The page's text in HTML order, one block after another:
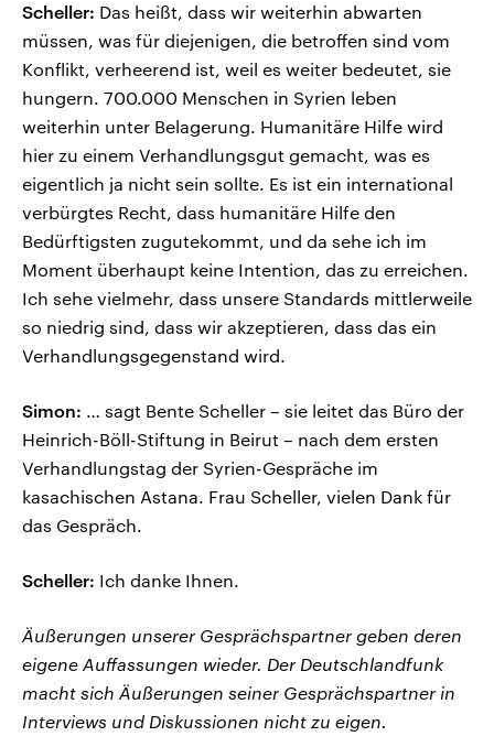
Scheller: Das heißt, dass wir weiterhin abwarten
müssen, was für diejenigen, die betroffen sind vom
Konflikt, verheerend ist, weil es weiter bedeutet, sie
hungern. 700.000 Menschen in Syrien leben
weiterhin unter Belagerung. Humanitäre Hilfe wird
hier zu einem Verhandlungsgut gemacht, was es
eigentlich ja nicht sein sollte. Es ist ein international
verbürgtes Recht, dass humanitäre Hilfe den
Bedürftigsten zugutekommt, und da sehe ich im
Moment überhaupt keine Intention, das zu erreichen.
Ich sehe vielmehr, dass unsere Standards mittlerweile
so niedrig sind, dass wir akzeptieren, dass das ein
Verhandlungsgegenstand wird.
Simon: … sagt Bente Scheller – sie leitet das Büro der
Heinrich-Böll-Stiftung in Beirut – nach dem ersten
Verhandlungstag der Syrien-Gespräche im
kasachischen Astana. Frau Scheller, vielen Dank für
das Gespräch.
Scheller: Ich danke Ihnen.
Äußerungen unserer Gesprächspartner geben deren
eigene Auffassungen wieder. Der Deutschlandfunk
macht sich Äußerungen seiner Gesprächspartner in
Interviews und Diskussionen nicht zu eigen.